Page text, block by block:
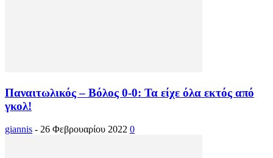
Παναιτωλικός – Βόλος 0-0: Τα είχε όλα εκτός από
γκολ!
giannis - 26 Φεβρουαρίου 2022 0